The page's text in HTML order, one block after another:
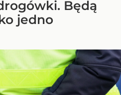
Będą
jedno